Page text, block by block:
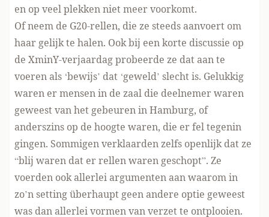
en op veel plekken niet meer voorkomt.
Of neem de G20-rellen, die ze steeds aanvoert om
haar gelijk te halen. Ook bij een korte discussie op
de XminY-verjaardag probeerde ze dat aan te
voeren als ‘bewijs’ dat ‘geweld’ slecht is. Gelukkig
waren er mensen in de zaal die deelnemer waren
geweest van het gebeuren in Hamburg, of
anderszins op de hoogte waren, die er fel tegenin
gingen. Sommigen verklaarden zelfs openlijk dat ze
“blij waren dat er rellen waren geschopt”. Ze
voerden ook allerlei argumenten aan waarom in
zo’n setting überhaupt geen andere optie geweest
was dan allerlei vormen van verzet te ontplooien.